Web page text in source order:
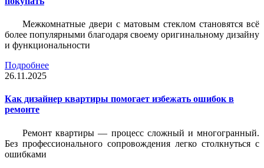
Межкомнатные двери с матовым стеклом становятся всё
более популярными благодаря своему оригинальному дизайну
и функциональности
Подробнее
26.11.2025
Как дизайнер квартиры помогает избежать ошибок в
ремонте
Ремонт квартиры — процесс сложный и многогранный.
Без профессионального сопровождения легко столкнуться с
ошибками